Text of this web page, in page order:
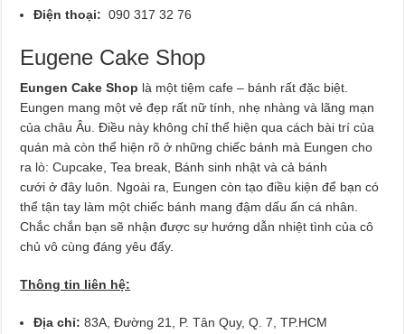
Điện thoại: 090 317 32 76
Eugene Cake Shop
Eungen Cake Shop là một tiệm cafe – bánh rất đặc biệt.
Eungen mang một vẻ đẹp rất nữ tính, nhẹ nhàng và lãng mạn
của châu Âu. Điều này không chỉ thể hiện qua cách bài trí của
quán mà còn thể hiện rõ ở những chiếc bánh mà Eungen cho
ra lò: Cupcake, Tea break, Bánh sinh nhật và cả bánh
cưới ở đây luôn. Ngoài ra, Eungen còn tạo điều kiện để bạn có
thể tận tay làm một chiếc bánh mang đậm dấu ấn cá nhân.
Chắc chắn bạn sẽ nhận được sự hướng dẫn nhiệt tình của cô
chủ vô cùng đáng yêu đấy.
Thông tin liên hệ:
Địa chỉ: 83A, Đường 21, P. Tân Quy, Q. 7, TP.HCM